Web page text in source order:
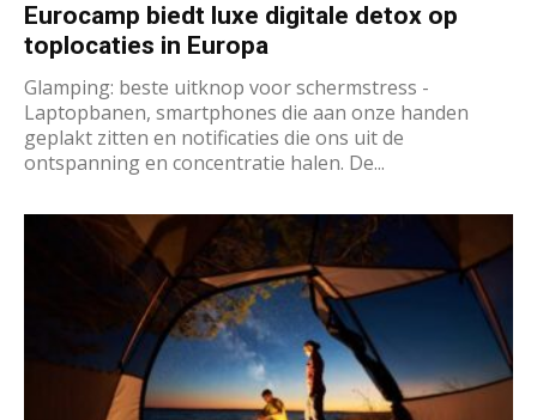
Eurocamp biedt luxe digitale detox op
toplocaties in Europa
Glamping: beste uitknop voor schermstress -
Laptopbanen, smartphones die aan onze handen
geplakt zitten en notificaties die ons uit de
ontspanning en concentratie halen. De...